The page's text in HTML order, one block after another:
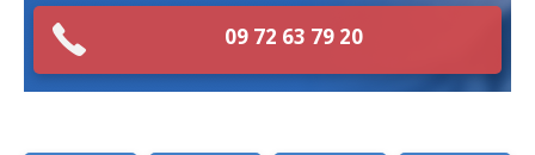
09 72 63 79 20